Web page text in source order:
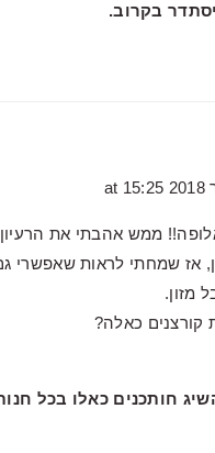
בקרוב.
ממש אהבתי את הרעיון.
אז שמחתי לראות שאפשרי
מזון.
קורצנים כאלה?
חותכנים כאלו בכל